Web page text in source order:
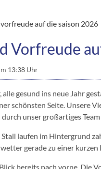
auf die saison 2026
Vorfreude
13:38 Uhr
gesund ins neue Jahr
schönsten Seite. Unsere
unser großartiges
laufen im Hintergrund
gerade zu einer
bereits nach vorne. Die